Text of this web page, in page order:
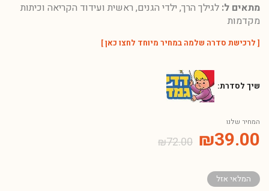
מתאים ל: לגילך הרך, ילדי הגנים, ראשית ועידוד הקריאה וכיתות
מקדמות
[ לרכישת סדרה שלמה במחיר מיוחד לחצו כאן]
שיך לסדרת:
המחיר שלנו
₪72.00 ₪39.00
המלאי אזל